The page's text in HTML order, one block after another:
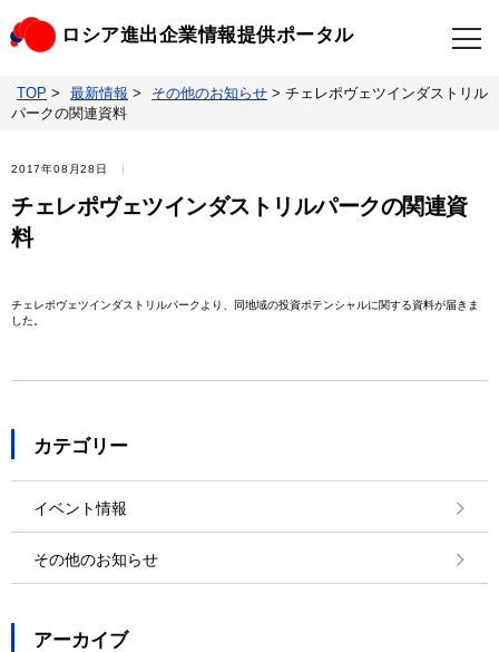
ロシア進出企業情報提供ポータル
TOP
ビジネスニュースクリップ
ロシア情報データベース
TOP > 最新情報 > その他のお知らせ > チェレポヴェツインダストリル
パークの関連資料
2017年08月28日
チェレポヴェツインダストリルパークの関連資
料
チェレポヴェツインダストリルパークより、同地域の投資ポテンシャルに関する資料が届きま
した。
カテゴリー
イベント情報
その他のお知らせ
アーカイブ